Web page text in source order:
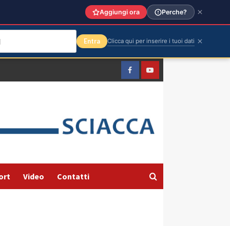
FacebookYountube
Video Contatti
Aggiungi ora Perche?
Entra Clicca qui per inserire i tuoi dati